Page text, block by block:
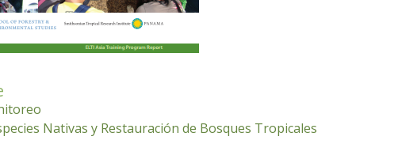
Nativas y Restauración de Bosques Tropicales